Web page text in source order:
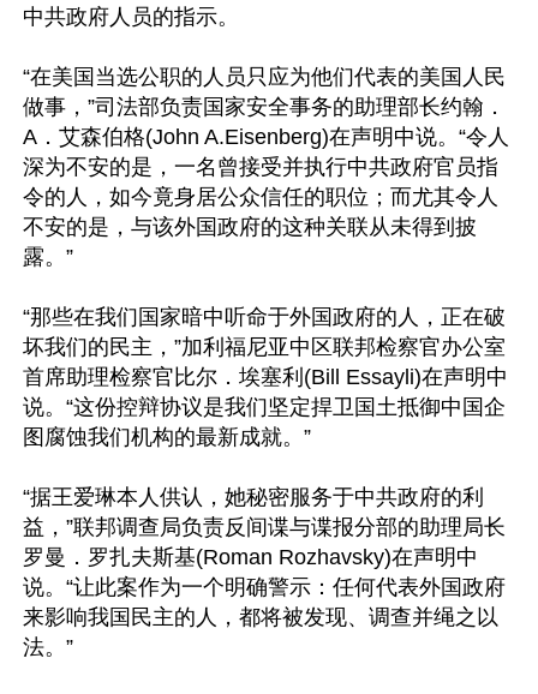
中共政府人员的指示。
“在美国当选公职的人员只应为他们代表的美国人民
做事，”司法部负责国家安全事务的助理部长约翰．
A．艾森伯格(John A.Eisenberg)在声明中说。“令人
深为不安的是，一名曾接受并执行中共政府官员指
令的人，如今竟身居公众信任的职位；而尤其令人
不安的是，与该外国政府的这种关联从未得到披
露。”
“那些在我们国家暗中听命于外国政府的人，正在破
坏我们的民主，”加利福尼亚中区联邦检察官办公室
首席助理检察官比尔．埃塞利(Bill Essayli)在声明中
说。“这份控辩协议是我们坚定捍卫国土抵御中国企
图腐蚀我们机构的最新成就。”
“据王爱琳本人供认，她秘密服务于中共政府的利
益，”联邦调查局负责反间谍与谍报分部的助理局长
罗曼．罗扎夫斯基(Roman Rozhavsky)在声明中
说。“让此案作为一个明确警示：任何代表外国政府
来影响我国民主的人，都将被发现、调查并绳之以
法。”